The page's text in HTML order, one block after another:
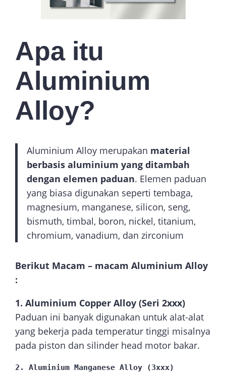
Apa itu
Aluminium
Alloy?
Aluminium Alloy merupakan material
berbasis aluminium yang ditambah
dengan elemen paduan. Elemen paduan
yang biasa digunakan seperti tembaga,
magnesium, manganese, silicon, seng,
bismuth, timbal, boron, nickel, titanium,
chromium, vanadium, dan zirconium
Berikut Macam – macam Aluminium Alloy
:
1. Aluminium Copper Alloy (Seri 2xxx)
Paduan ini banyak digunakan untuk alat-alat
yang bekerja pada temperatur tinggi misalnya
pada piston dan silinder head motor bakar.
2. Aluminium Manganese Alloy (3xxx)